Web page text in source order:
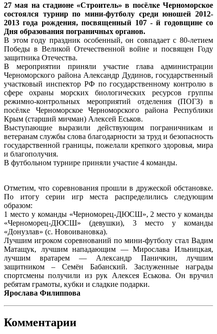
27 мая на стадионе «Строитель» в посёлке Черноморское
состоялся турнир по мини-футболу среди юношей 2012-
2013 года рождения, посвященный 107 - й годовщине со
Дня образования пограничных органов.
В этом году праздник особенный, он совпадает с 80-летием
Победы в Великой Отечественной войне и посвящен Году
защитника Отечества.
В мероприятии приняли участие глава администрации
Черноморского района Александр Дудинов, государственный
участковый инспектор РФ по государственному контролю в
сфере охраны морских биологических ресурсов группы
режимно-контрольных мероприятий отделения (ПОГЗ) в
посёлке Черноморское Черноморского района Республики
Крым (старший мичман) Алексей Еськов.
Выступающие выразили действующим пограничникам и
ветеранам службы слова благодарности за труд и безопасность
государственной границы, пожелали крепкого здоровья, мира
и благополучия.
В футбольном турнире приняли участие 4 команды.
Отметим, что соревнования прошли в дружеской обстановке.
По итогу серии игр места распределились следующим
образом:
1 место у команды «Черноморец-ДЮСШ», 2 место у команды
«Черноморец-ДЮСШ» (девушки), 3 место у команды
«Донузлав» (с. Новоивановка).
Лучшим игроком соревнований по мини-футболу стал Вадим
Матащук, лучшим нападающим — Мирослава Ильницкая,
лучшим вратарем — Александр Паничкин, лучшим
защитником – Семён Бабанский. Заслуженные награды
спортсмены получили из рук Алексея Еськова. Он вручил
ребятам грамоты, кубки и сладкие подарки.
Ярослава Филиппова
Комментарии